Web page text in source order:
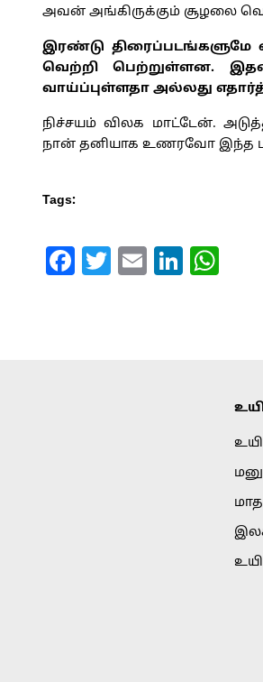
அவன் அங்கிருக்கும் சூழலை
இரண்டு திரைப்படங்களுமே
வெற்றி பெற்றுள்ளன.
வாய்ப்புள்ளதா அல்லது
நிச்சயம் விலக மாட்டேன்.
நான் தனியாக உணரவோ இந்த
Tags:
Facebook
Twitter
Email